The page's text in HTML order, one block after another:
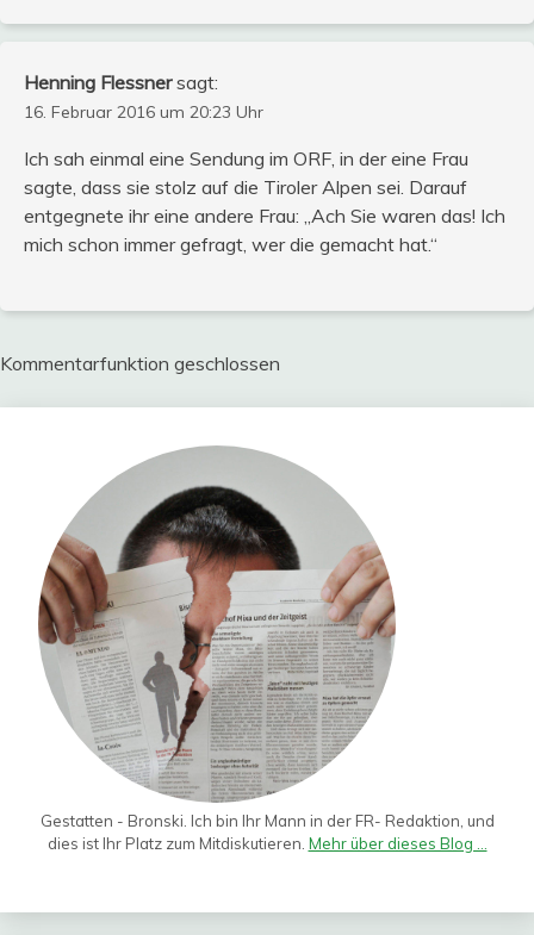
Henning Flessner sagt:
16. Februar 2016 um 20:23 Uhr
Ich sah einmal eine Sendung im ORF, in der eine Frau
sagte, dass sie stolz auf die Tiroler Alpen sei. Darauf
entgegnete ihr eine andere Frau: „Ach Sie waren das! Ich
mich schon immer gefragt, wer die gemacht hat.“
Kommentarfunktion geschlossen
Gestatten - Bronski. Ich bin Ihr Mann in der FR- Redaktion, und
dies ist Ihr Platz zum Mitdiskutieren. Mehr über dieses Blog ...